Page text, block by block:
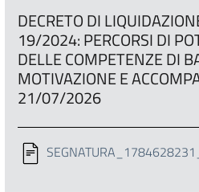
DECRETO DI
19/2024: PERCORSI DI
DELLE COMPETENZE DI
MOTIVAZIONE E
21/07/2026